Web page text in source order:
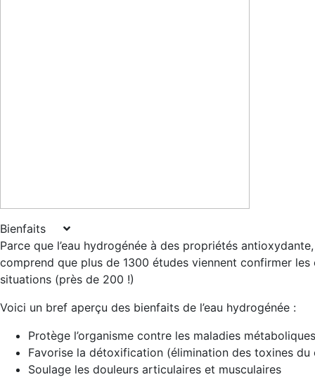
Bienfaits
Parce que l’eau hydrogénée à des propriétés
comprend que plus de 1300 études viennent confirmer
situations (près de 200 !)
Voici un bref aperçu des bienfaits de l’eau hydrogénée :
Protège l’organisme contre les maladies
Favorise la détoxification (élimination des toxines du
Soulage les douleurs articulaires et musculaires